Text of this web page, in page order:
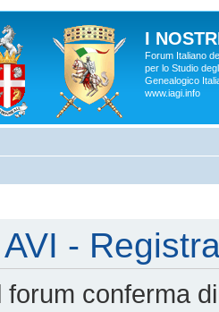
I
Forum Italiano
per lo Studio
Genealogico
www.iagi.info
-
forum conferma